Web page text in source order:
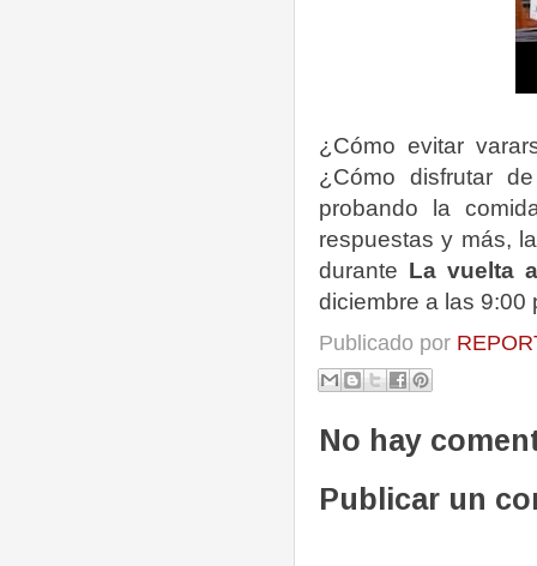
¿Cómo evitar
¿Cómo disfrutar
probando la
respuestas y más,
durante La vuelta
diciembre a las 9:00
Publicado por
No hay
Publicar un